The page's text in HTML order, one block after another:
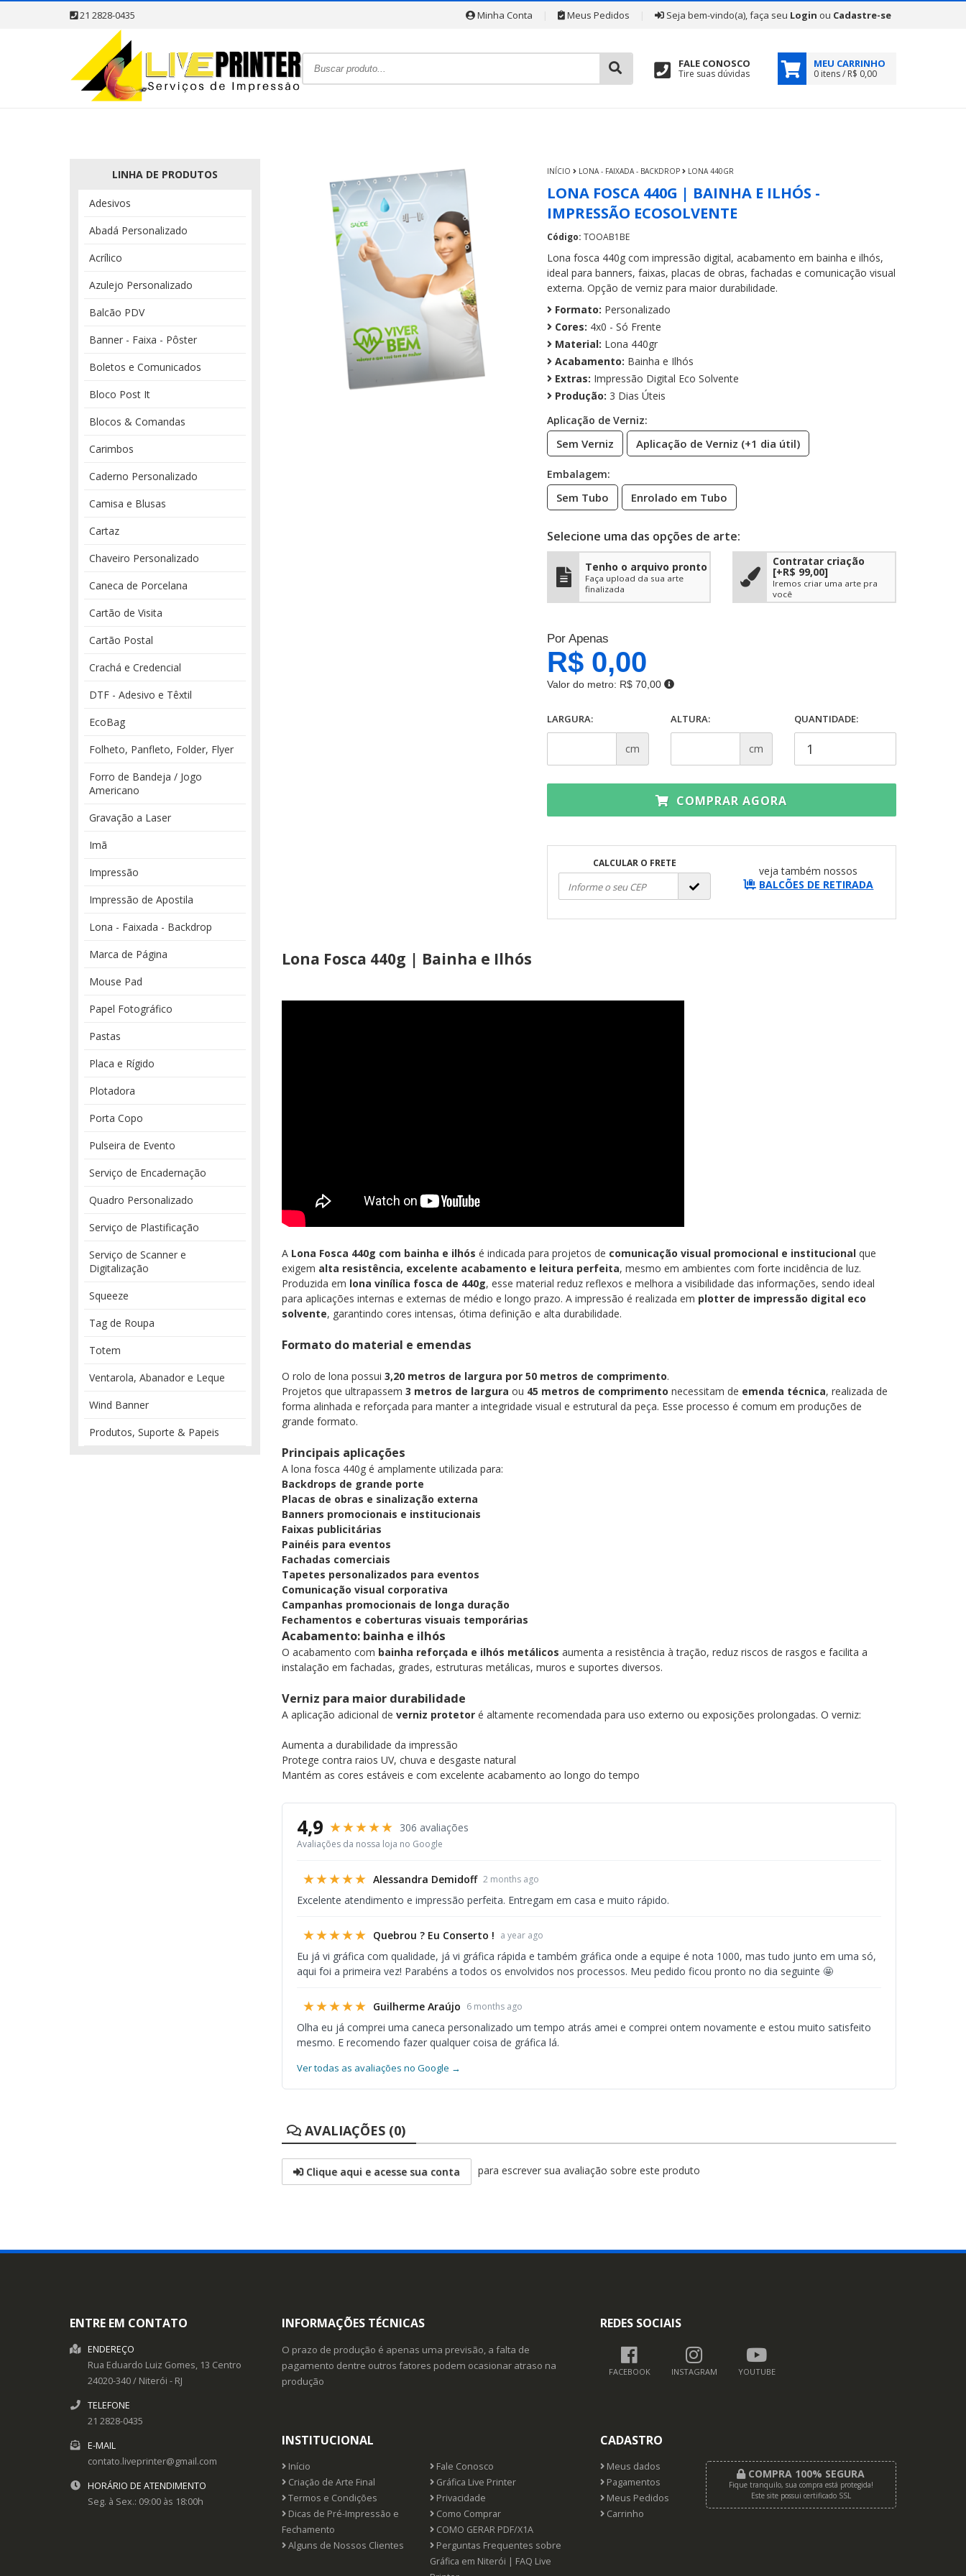
21 2828-0435 Minha Conta Meus Pedidos Seja bem-vindo(a), faça seu Login ou Cadastre-se
FALE CONOSCO
Tire suas dúvidas
MEU CARRINHO
0 itens / R$ 0,00
LINHA DE PRODUTOS
Adesivos
Abadá Personalizado
Acrílico
Azulejo Personalizado
Balcão PDV
Banner - Faixa - Pôster
Boletos e Comunicados
Bloco Post It
Blocos & Comandas
Carimbos
Caderno Personalizado
Camisa e Blusas
Cartaz
Chaveiro Personalizado
Caneca de Porcelana
Cartão de Visita
Cartão Postal
Crachá e Credencial
DTF - Adesivo e Têxtil
EcoBag
Folheto, Panfleto, Folder, Flyer
Forro de Bandeja / Jogo
Americano
Gravação a Laser
Imã
Impressão
Impressão de Apostila
Lona - Faixada - Backdrop
Marca de Página
Mouse Pad
Papel Fotográfico
Pastas
Placa e Rígido
Plotadora
Porta Copo
Pulseira de Evento
Serviço de Encadernação
Quadro Personalizado
Serviço de Plastificação
Serviço de Scanner e
Digitalização
Squeeze
Tag de Roupa
Totem
Ventarola, Abanador e Leque
Wind Banner
Produtos, Suporte & Papeis
INÍCIO LONA - FAIXADA - BACKDROP LONA 440GR
LONA FOSCA 440G | BAINHA E ILHÓS -
IMPRESSÃO ECOSOLVENTE
Código: TOOAB1BE
Lona fosca 440g com impressão digital, acabamento em bainha e ilhós,
ideal para banners, faixas, placas de obras, fachadas e comunicação visual
externa. Opção de verniz para maior durabilidade.
Formato: Personalizado
Cores: 4x0 - Só Frente
Material: Lona 440gr
Acabamento: Bainha e Ilhós
Extras: Impressão Digital Eco Solvente
Produção: 3 Dias Úteis
Aplicação de Verniz:
Sem Verniz Aplicação de Verniz (+1 dia útil)
Embalagem:
Sem Tubo Enrolado em Tubo
Selecione uma das opções de arte:
Tenho o arquivo pronto
Faça upload da sua arte
finalizada
Contratar criação
[+R$ 99,00]
Iremos criar uma arte pra
você
Por Apenas
R$ 0,00
Valor do metro: R$ 70,00
LARGURA:
cm
ALTURA:
cm
QUANTIDADE:
COMPRAR AGORA
CALCULAR O FRETE
veja também nossos
BALCÕES DE RETIRADA
Lona Fosca 440g | Bainha e Ilhós
A Lona Fosca 440g com bainha e ilhós é indicada para projetos de comunicação visual promocional e institucional que
exigem alta resistência, excelente acabamento e leitura perfeita, mesmo em ambientes com forte incidência de luz.
Produzida em lona vinílica fosca de 440g, esse material reduz reflexos e melhora a visibilidade das informações, sendo ideal
para aplicações internas e externas de médio e longo prazo. A impressão é realizada em plotter de impressão digital eco
solvente, garantindo cores intensas, ótima definição e alta durabilidade.
Formato do material e emendas
O rolo de lona possui 3,20 metros de largura por 50 metros de comprimento.
Projetos que ultrapassem 3 metros de largura ou 45 metros de comprimento necessitam de emenda técnica, realizada de
forma alinhada e reforçada para manter a integridade visual e estrutural da peça. Esse processo é comum em produções de
grande formato.
Principais aplicações
A lona fosca 440g é amplamente utilizada para:
Backdrops de grande porte
Placas de obras e sinalização externa
Banners promocionais e institucionais
Faixas publicitárias
Painéis para eventos
Fachadas comerciais
Tapetes personalizados para eventos
Comunicação visual corporativa
Campanhas promocionais de longa duração
Fechamentos e coberturas visuais temporárias
Acabamento: bainha e ilhós
O acabamento com bainha reforçada e ilhós metálicos aumenta a resistência à tração, reduz riscos de rasgos e facilita a
instalação em fachadas, grades, estruturas metálicas, muros e suportes diversos.
Verniz para maior durabilidade
A aplicação adicional de verniz protetor é altamente recomendada para uso externo ou exposições prolongadas. O verniz:
Aumenta a durabilidade da impressão
Protege contra raios UV, chuva e desgaste natural
Mantém as cores estáveis e com excelente acabamento ao longo do tempo
4,9 ★★★★★ 306 avaliações
Avaliações da nossa loja no Google
★★★★★ Alessandra Demidoff 2 months ago
Excelente atendimento e impressão perfeita. Entregam em casa e muito rápido.
★★★★★ Quebrou ? Eu Conserto ! a year ago
Eu já vi gráfica com qualidade, já vi gráfica rápida e também gráfica onde a equipe é nota 1000, mas tudo junto em uma só,
aqui foi a primeira vez! Parabéns a todos os envolvidos nos processos. Meu pedido ficou pronto no dia seguinte 🤩
★★★★★ Guilherme Araújo 6 months ago
Olha eu já comprei uma caneca personalizado um tempo atrás amei e comprei ontem novamente e estou muito satisfeito
mesmo. E recomendo fazer qualquer coisa de gráfica lá.
Ver todas as avaliações no Google →
AVALIAÇÕES (0)
Clique aqui e acesse sua conta para escrever sua avaliação sobre este produto
ENTRE EM CONTATO
ENDEREÇO
Rua Eduardo Luiz Gomes, 13 Centro
24020-340/ Niterói - RJ
TELEFONE
21 2828-0435
E-MAIL
contato.liveprinter@gmail.com
HORÁRIO DE ATENDIMENTO
Seg. à Sex.: 09:00 às 18:00h
INFORMAÇÕES TÉCNICAS
O prazo de produção é apenas uma previsão, a falta de
pagamento dentre outros fatores podem ocasionar atraso na
produção
REDES SOCIAIS
FACEBOOK INSTAGRAM YOUTUBE
INSTITUCIONAL
Início
Fale Conosco
Criação de Arte Final
Gráfica Live Printer
Termos e Condições
Privacidade
Dicas de Pré-Impressão e
Fechamento
Como Comprar
COMO GERAR PDF/X1A
Alguns de Nossos Clientes
Perguntas Frequentes sobre
Gráfica em Niterói | FAQ Live
CADASTRO
Meus dados
Pagamentos
Meus Pedidos
Carrinho
COMPRA 100% SEGURA
Fique tranquilo, sua compra está protegida!
Este site possui certificado SSL